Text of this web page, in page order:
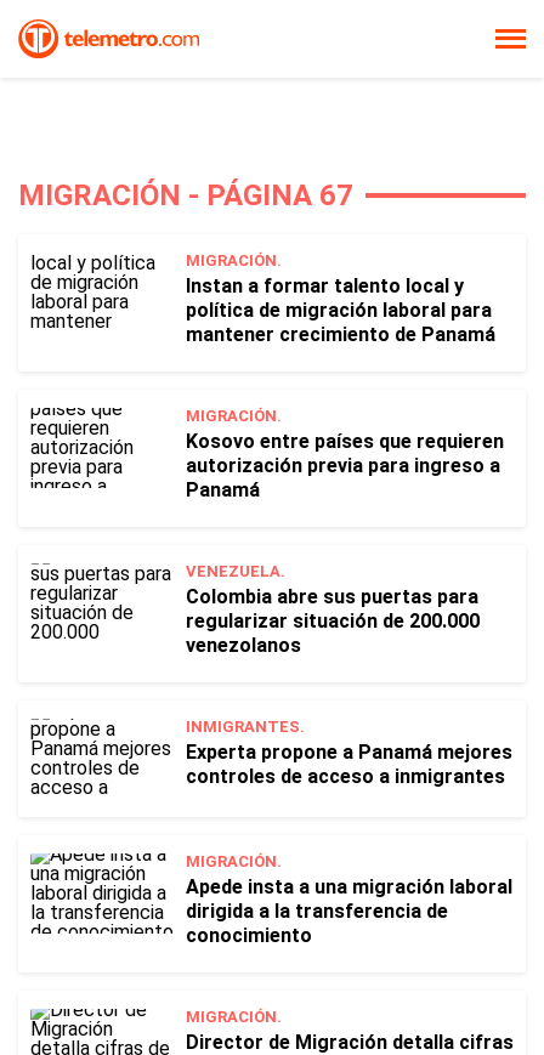
MIGRACIÓN - PÁGINA 67
MIGRACIÓN.
Instan a formar talento local y
política de migración laboral para
mantener crecimiento de Panamá
MIGRACIÓN.
Kosovo entre países que requieren
autorización previa para ingreso a
Panamá
VENEZUELA.
Colombia abre sus puertas para
regularizar situación de 200.000
venezolanos
INMIGRANTES.
Experta propone a Panamá mejores
controles de acceso a inmigrantes
MIGRACIÓN.
Apede insta a una migración laboral
dirigida a la transferencia de
conocimiento
MIGRACIÓN.
Director de Migración detalla cifras